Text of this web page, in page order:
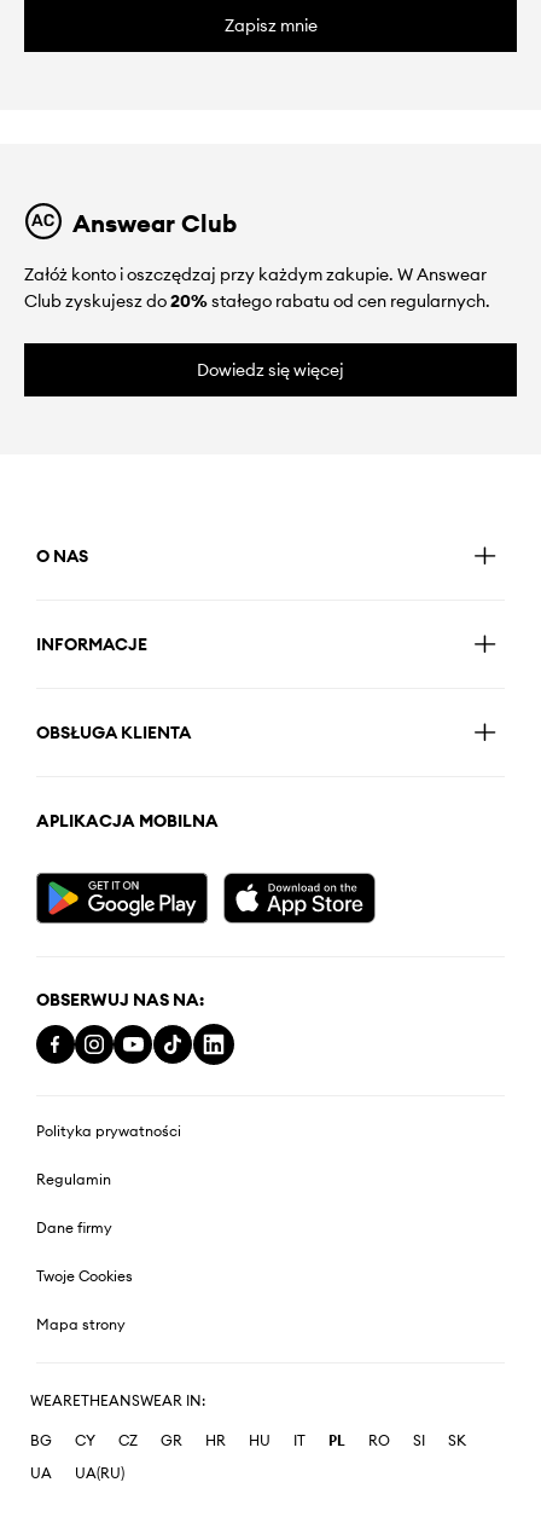
Zapisz mnie
Answear Club
Załóż konto i oszczędzaj przy każdym zakupie. W Answear
Club zyskujesz do20%stałego rabatu od cen regularnych.
Dowiedz się więcej
O NAS
INFORMACJE
OBSŁUGA KLIENTA
APLIKACJA MOBILNA
OBSERWUJ NAS NA:
Polityka prywatności
Regulamin
Dane firmy
Twoje Cookies
Mapa strony
WEARETHEANSWEAR IN:
BG CY CZ GR HR HU IT PL RO SI
SK
UA
UA(RU)